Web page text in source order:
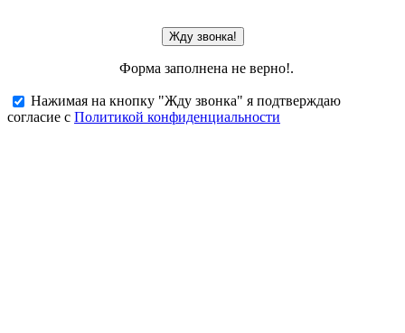
Жду звонка!
Форма заполнена не верно!.
Нажимая на кнопку "Жду звонка" я подтверждаю
согласие с Политикой конфиденциальности